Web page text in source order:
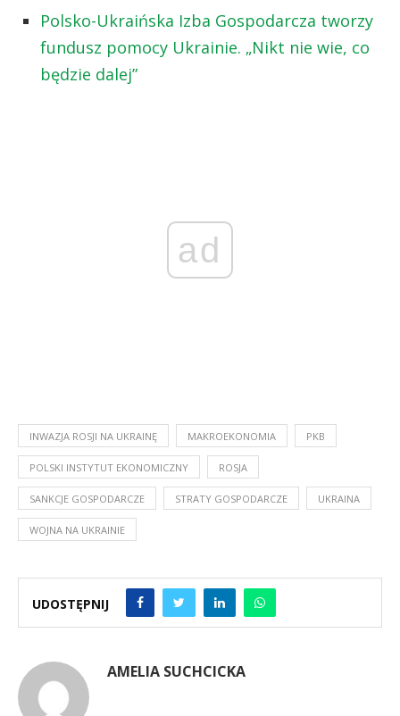
Polsko-Ukraińska Izba Gospodarcza tworzy
fundusz pomocy Ukrainie. „Nikt nie wie, co
będzie dalej”
ad
INWAZJA ROSJI NA UKRAINĘ MAKROEKONOMIA PKB
POLSKI INSTYTUT EKONOMICZNY ROSJA
SANKCJE GOSPODARCZE STRATY GOSPODARCZE UKRAINA
WOJNA NA UKRAINIE
UDOSTĘPNIJ
AMELIA SUCHCICKA